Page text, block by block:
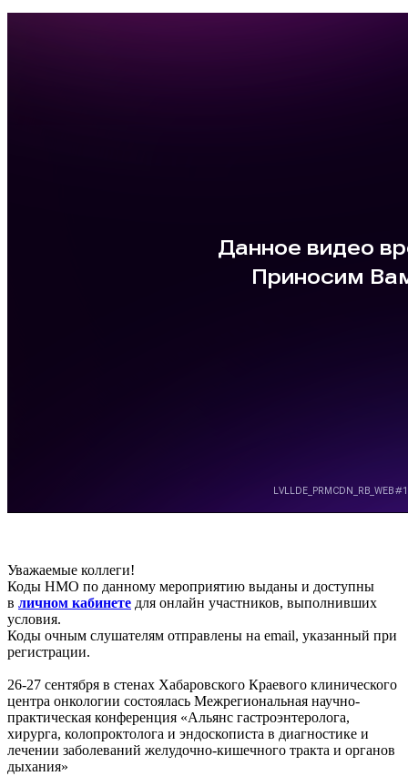
Уважаемые коллеги!
Коды НМО по данному мероприятию выданы и доступны
в личном кабинете для онлайн участников, выполнивших
условия.
Коды очным слушателям отправлены на email, указанный при
регистрации.
26-27 сентября в стенах Хабаровского Краевого клинического
центра онкологии состоялась Межрегиональная научно-
практическая конференция «Альянс гастроэнтеролога,
хирурга, колопроктолога и эндоскописта в диагностике и
лечении заболеваний желудочно-кишечного тракта и органов
дыхания»